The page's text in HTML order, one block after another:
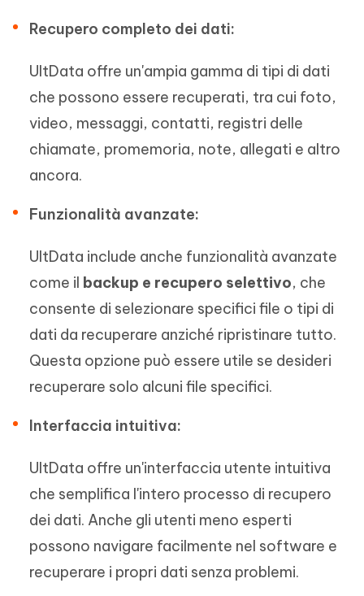
Recupero completo dei dati:
UltData offre un'ampia gamma di tipi di dati
che possono essere recuperati, tra cui foto,
video, messaggi, contatti, registri delle
chiamate, promemoria, note, allegati e altro
ancora.
Funzionalità avanzate:
UltData include anche funzionalità avanzate
come il backup e recupero selettivo, che
consente di selezionare specifici file o tipi di
dati da recuperare anziché ripristinare tutto.
Questa opzione può essere utile se desideri
recuperare solo alcuni file specifici.
Interfaccia intuitiva:
UltData offre un'interfaccia utente intuitiva
che semplifica l'intero processo di recupero
dei dati. Anche gli utenti meno esperti
possono navigare facilmente nel software e
recuperare i propri dati senza problemi.